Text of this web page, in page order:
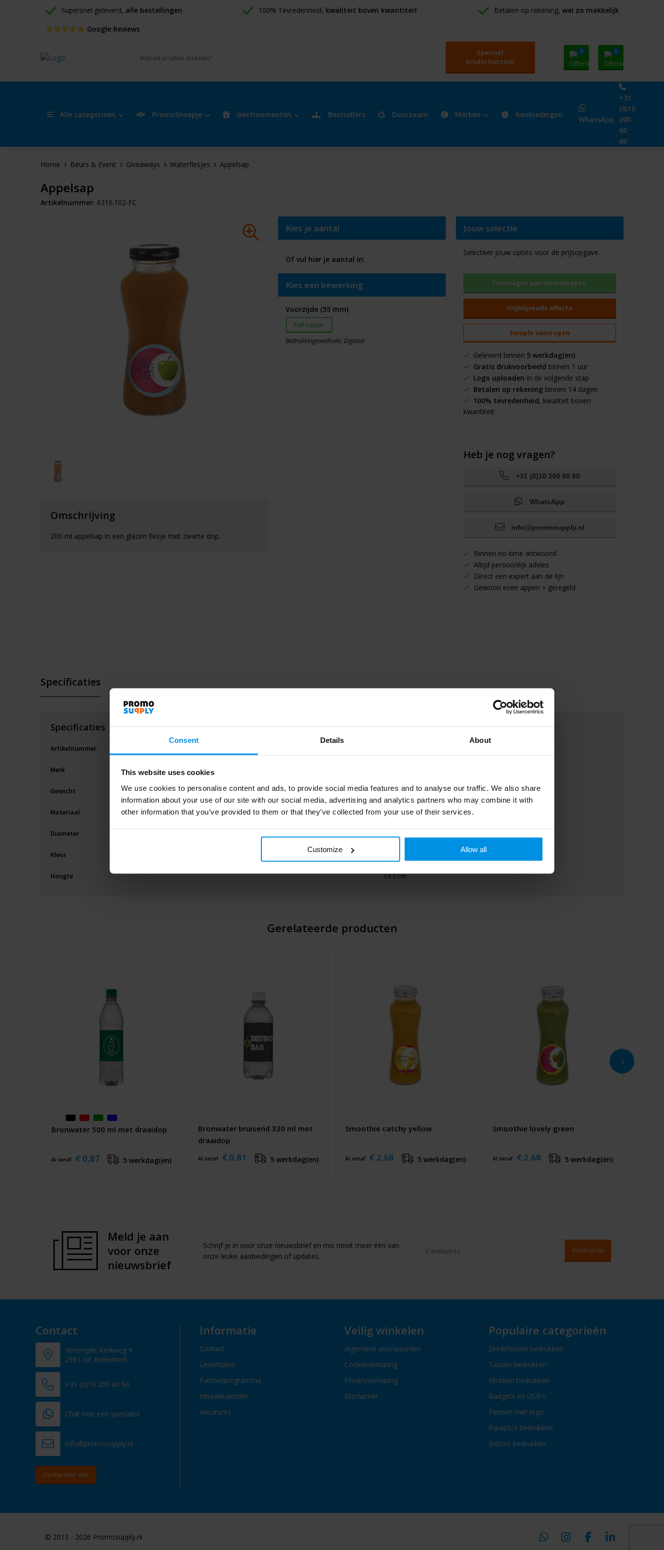
Consent Details About
This website uses cookies
We use cookies to personalise content and ads, to provide social media features and to analyse our traffic. We also share
information about your use of our site with our social media, advertising and analytics partners who may combine it with
other information that you’ve provided to them or that they’ve collected from your use of their services.
Customize Allow all
Supersnel geleverd, alle bestellingen 100% Tevredenheid, kwaliteit boven kwantiteit Betalen op rekening, wel zo makkelijk
Google Reviews
Speciaal
productverzoek
0 0
Alle categorieën PromoSnoepje Geefmomenten Bestsellers Duurzaam Merken Aanbiedingen
WhatsApp
+31
(0)10
200
60
60
Home Beurs & Event Giveaways Waterflesjes Appelsap
Appelsap
Artikelnummer: 6316.102-FC
Omschrijving
200 ml appelsap in een glazen flesje met zwarte dop.
Kies je aantal
Of vul hier je aantal in:
Kies een bewerking
Voorzijde (55 mm)
Full colour
Bedrukkingsmethode: Digitaal
Jouw selectie
Selecteer jouw opties voor de prijsopgave.
Toevoegen aan winkelwagen
Vrijblijvende offerte
Sample aanvragen
Geleverd binnen 5 werkdag(en)
Gratis drukvoorbeeld binnen 1 uur
Logo uploaden in de volgende stap
Betalen op rekeningbinnen 14 dagen
100% tevredenheid, kwaliteit boven
kwantiteit
Heb je nog vragen?
+31 (0)10 200 60 60
WhatsApp
info@promosupply.nl
Binnen no-time antwoord
Altijd persoonlijk advies
Direct een expert aan de lijn
Gewoon even appen = geregeld
Specificaties
Specificaties
Artikelnummer
Merk
Gewicht 340 g
Materiaal Glas
Diameter
Kleur
Hoogte 14.2 cm
Gerelateerde producten
Bronwater 500 ml met draaidop
Al vanaf € 0,87 5 werkdag(en)
Bronwater bruisend 330 ml met
draaidop
Al vanaf € 0,81 5 werkdag(en)
Smoothie catchy yellow
Al vanaf € 2,68 5 werkdag(en)
Smoothie lovely green
Al vanaf € 2,68 5 werkdag(en)
Meld je aan
voor onze
nieuwsbrief
Schrijf je in voor onze nieuwsbrief en mis nooit meer één van
onze leuke aanbiedingen of updates.
Contact
Verlengde Kerkweg 9
2981 GE Ridderkerk
+31 (0)10 200 60 60
Chat met een specialist
info@promosupply.nl
Contacteer ons
Informatie
Contact
Levertijden
Partnerprogramma
Inhaakkalender
Vacatures
Veilig winkelen
Algemene voorwaarden
Cookieverklaring
Privacyverklaring
Disclaimer
Populaire categorieën
Drinkflessen bedrukken
Tassen bedrukken
Mokken bedrukken
Gadgets en USB's
Pennen met logo
Paraplu's bedrukken
Bidons bedrukken
© 2013 - 2026 Promosupply.nl